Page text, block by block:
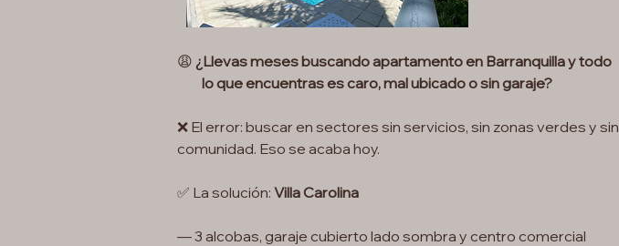
😩 ¿Llevas meses buscando apartamento en Barranquilla y todo
lo que encuentras es caro, mal ubicado o sin garaje?
❌ El error: buscar en sectores sin servicios, sin zonas verdes y sin
comunidad. Eso se acaba hoy.
✅ La solución: Villa Carolina
— 3 alcobas, garaje cubierto lado sombra y centro comercial